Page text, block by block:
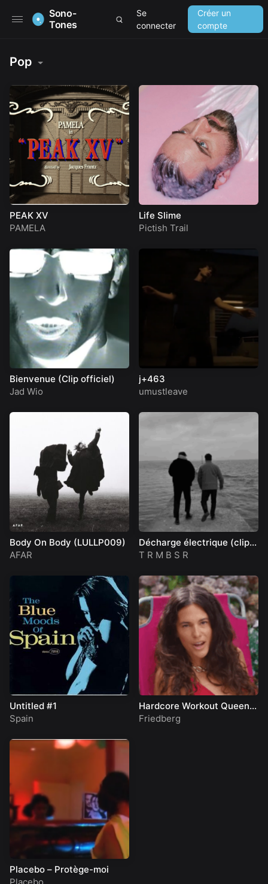
Sono-
Tones
Se
connecter
Créer un
compte
Pop
PEAK XV
PAMELA
Life Slime
Pictish Trail
Bienvenue (Clip officiel)
Jad Wio
j+463
umustleave
Body On Body (LULLP009)
AFAR
Décharge électrique (clip
officiel)
T R M B S R
Untitled #1
Spain
Hardcore Workout Queen
(Official Music Video)
Friedberg
Placebo – Protège-moi
Placebo